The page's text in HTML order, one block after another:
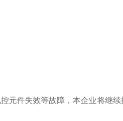
元件失效等故障，本企业将继